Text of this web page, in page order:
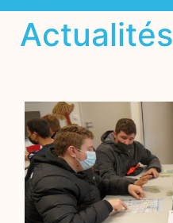
Actualités